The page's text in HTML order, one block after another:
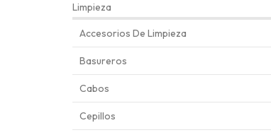
Limpieza
Accesorios De Limpieza
Basureros
Cabos
Cepillos